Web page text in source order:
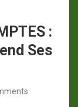
:
Ses